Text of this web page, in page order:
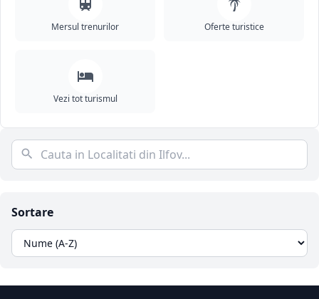
Sortare
Mersul trenurilor Oferte turistice
Vezi tot turismul